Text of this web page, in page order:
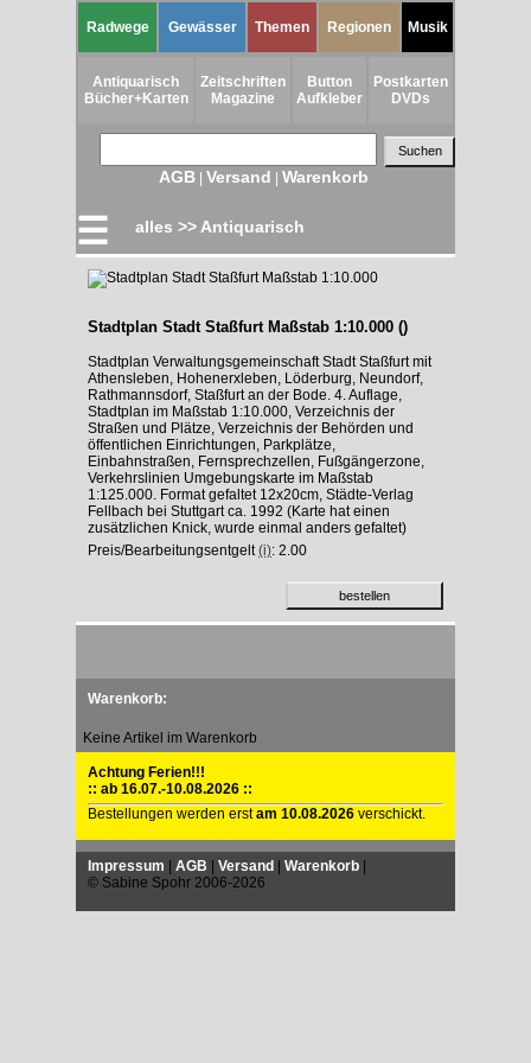
Radwege Gewässer Themen Regionen Musik
Antiquarisch
Bücher+Karten
Zeitschriften
Magazine
Button
Aufkleber
Postkarten
DVDs
AGB | Versand | Warenkorb
☰ alles >> Antiquarisch
Stadtplan Stadt Staßfurt Maßstab 1:10.000 ()
Stadtplan Verwaltungsgemeinschaft Stadt Staßfurt mit
Athensleben, Hohenerxleben, Löderburg, Neundorf,
Rathmannsdorf, Staßfurt an der Bode. 4. Auflage,
Stadtplan im Maßstab 1:10.000, Verzeichnis der
Straßen und Plätze, Verzeichnis der Behörden und
öffentlichen Einrichtungen, Parkplätze,
Einbahnstraßen, Fernsprechzellen, Fußgängerzone,
Verkehrslinien Umgebungskarte im Maßstab
1:125.000. Format gefaltet 12x20cm, Städte-Verlag
Fellbach bei Stuttgart ca. 1992 (Karte hat einen
zusätzlichen Knick, wurde einmal anders gefaltet)
Preis/Bearbeitungsentgelt(i): 2.00
Warenkorb:
Keine Artikel im Warenkorb
Achtung Ferien!!!
:: ab 16.07.-10.08.2026 ::
Bestellungen werden erstam 10.08.2026 verschickt.
Impressum | AGB | Versand | Warenkorb |
© Sabine Spohr 2006-2026